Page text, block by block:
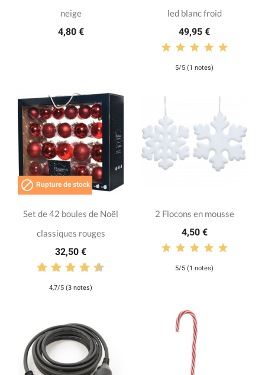
neige
4,80 €
led blanc froid
49,95 €
5/5 (1 notes)
 Rupture de stock
Set de 42 boules de Noël
classiques rouges
32,50 €
4,7/5 (3 notes)
2 Flocons en mousse
4,50 €
5/5 (1 notes)